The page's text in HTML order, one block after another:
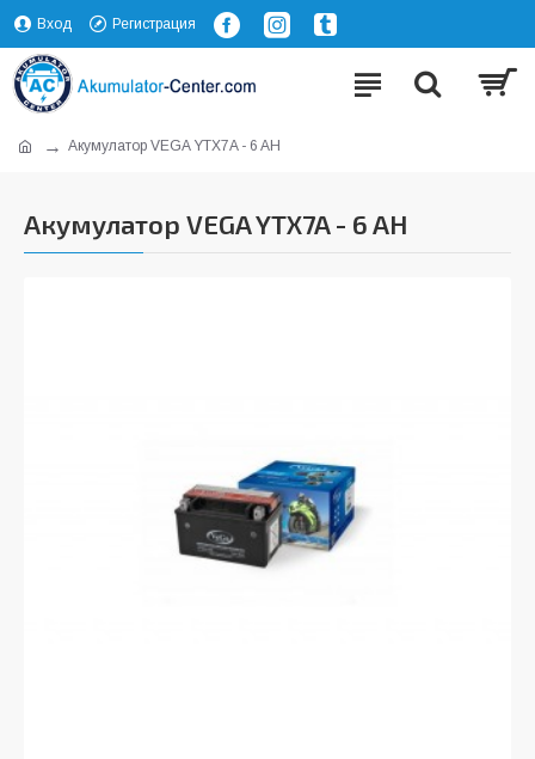
Вход Регистрация
Акумулатор VEGA YTX7A - 6 AH
Акумулатор VEGA YTX7A - 6 AH